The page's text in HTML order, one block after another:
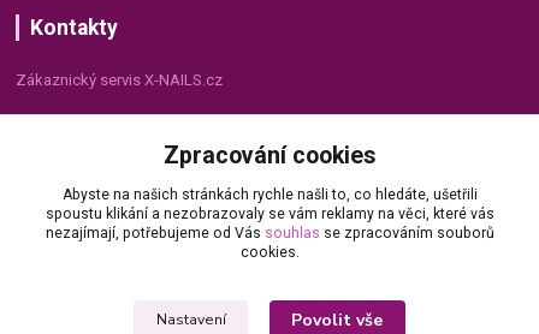
Kontakty
Zákaznický servis X-NAILS.cz
+420 735 055 075
(Po - Pá, 8 - 16 hod.)
info@x-nails.cz
Zpracování cookies
Abyste na našich stránkách rychle našli to, co hledáte, ušetřili
spoustu klikání a nezobrazovaly se vám reklamy na věci, které vás
nezajímají, potřebujeme od Vás souhlas se zpracováním souborů
cookies.
Nastavení Povolit vše